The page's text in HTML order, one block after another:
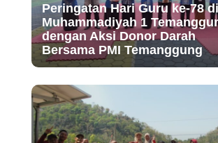
Peringatan Hari Guru ke-78
Muhammadiyah 1
dengan Aksi Donor Darah
Bersama PMI Temanggung